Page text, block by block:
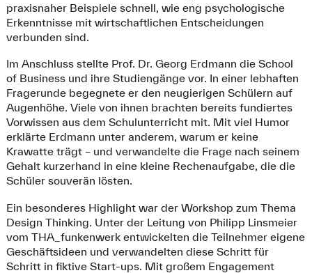
praxisnaher Beispiele schnell, wie eng psychologische
Erkenntnisse mit wirtschaftlichen Entscheidungen
verbunden sind.
Im Anschluss stellte Prof. Dr. Georg Erdmann die School
of Business und ihre Studiengänge vor. In einer lebhaften
Fragerunde begegnete er den neugierigen Schülern auf
Augenhöhe. Viele von ihnen brachten bereits fundiertes
Vorwissen aus dem Schulunterricht mit. Mit viel Humor
erklärte Erdmann unter anderem, warum er keine
Krawatte trägt – und verwandelte die Frage nach seinem
Gehalt kurzerhand in eine kleine Rechenaufgabe, die die
Schüler souverän lösten.
Ein besonderes Highlight war der Workshop zum Thema
Design Thinking. Unter der Leitung von Philipp Linsmeier
vom THA_funkenwerk entwickelten die Teilnehmer eigene
Geschäftsideen und verwandelten diese Schritt für
Schritt in fiktive Start-ups. Mit großem Engagement